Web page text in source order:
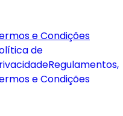
e Condições
de
Regulamentos,
e Condições